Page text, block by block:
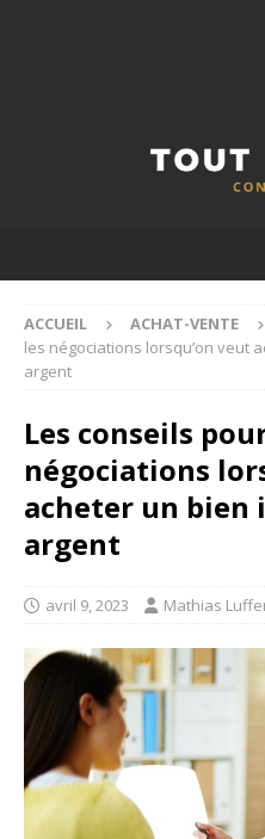
ACCUEIL ACHAT-VENTE
les négociations lorsqu’on veut
argent
Les conseils
négociations
acheter un bien
argent
avril 9, 2023 Mathias